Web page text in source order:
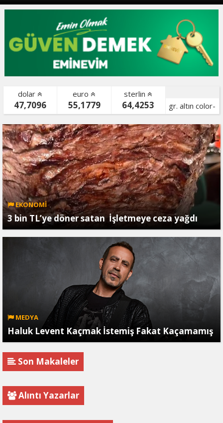
dolar
47,7096
euro
55,1779
sterlin
64,4253
gr. altın color-
bist color-
EKONOMİ
3 bin TL’ye döner satan İşletmeye ceza yağdı
MEDYA
Haluk Levent Kaçmak İstemiş Fakat Kaçamamış
Son Makaleler
Alıntı Yazarlar